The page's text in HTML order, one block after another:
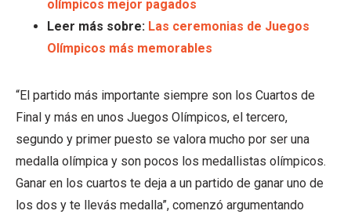
olímpicos mejor pagados
Leer más sobre: Las ceremonias de Juegos
Olímpicos más memorables
“El partido más importante siempre son los Cuartos de
Final y más en unos Juegos Olímpicos, el tercero,
segundo y primer puesto se valora mucho por ser una
medalla olímpica y son pocos los medallistas olímpicos.
Ganar en los cuartos te deja a un partido de ganar uno de
los dos y te llevás medalla”, comenzó argumentando